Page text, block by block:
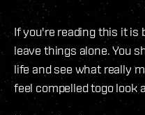
If you're reading this it is
leave things alone. You
life and see what really
feel compelled togo look